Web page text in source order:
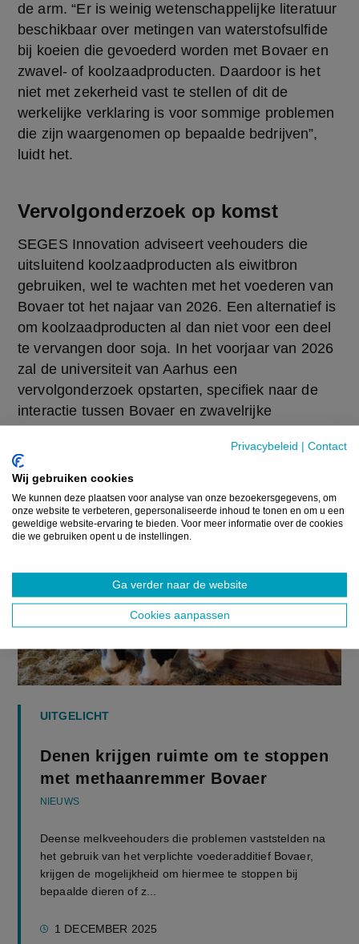
Privacybeleid | Contact
Wij gebruiken cookies
We kunnen deze plaatsen voor analyse van onze bezoekersgegevens, om
onze website te verbeteren, gepersonaliseerde inhoud te tonen en om u een
geweldige website-ervaring te bieden. Voor meer informatie over de cookies
die we gebruiken opent u de instellingen.
Ga verder naar de website
Cookies aanpassen
de arm. “Er is weinig wetenschappelijke literatuur
beschikbaar over metingen van waterstofsulfide
bij koeien die gevoederd worden met Bovaer en
zwavel- of koolzaadproducten. Daardoor is het
niet met zekerheid vast te stellen of dit de
werkelijke verklaring is voor sommige problemen
die zijn waargenomen op bepaalde bedrijven”,
luidt het.
Vervolgonderzoek op komst
SEGES Innovation adviseert veehouders die
uitsluitend koolzaadproducten als eiwitbron
gebruiken, wel te wachten met het voederen van
Bovaer tot het najaar van 2026. Een alternatief is
om koolzaadproducten al dan niet voor een deel
te vervangen door soja. In het voorjaar van 2026
zal de universiteit van Aarhus een
vervolgonderzoek opstarten, specifiek naar de
interactie tussen Bovaer en zwavelrijke
geven in het probleem.
UITGELICHT
Denen krijgen ruimte om te stoppen
met methaanremmer Bovaer
NIEUWS
Deense melkveehouders die problemen vaststelden na
het gebruik van het verplichte voederadditief Bovaer,
krijgen de mogelijkheid om hiermee te stoppen bij
bepaalde dieren of z...
1 DECEMBER 2025